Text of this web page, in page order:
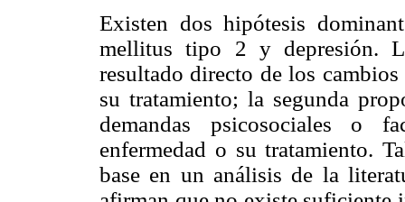
Existen dos hipótesis
mellitus tipo 2 y depresión.
resultado directo de los
su tratamiento; la segunda
demandas psicosociales o
enfermedad o su tratamiento.
base en un análisis de la